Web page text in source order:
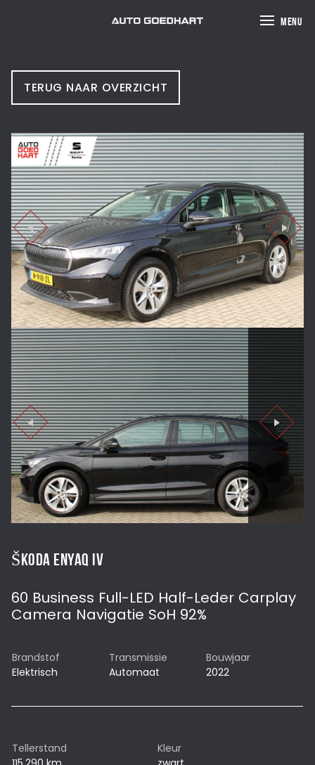
MENU
TERUG NAAR OVERZICHT
ŠKODA ENYAQ IV
60 Business Full-LED Half-Leder Carplay
Camera Navigatie SoH 92%
Brandstof
Elektrisch
Transmissie
Automaat
Bouwjaar
2022
Tellerstand
Kleur